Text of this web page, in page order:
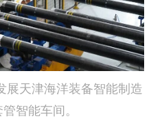
展天津海洋装备智能制造
智能车间。